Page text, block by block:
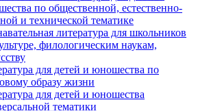
по общественной, естественно-
и технической тематике
литература для школьников
филологическим наукам,
для детей и юношества по
образу жизни
для детей и юношества
тематики